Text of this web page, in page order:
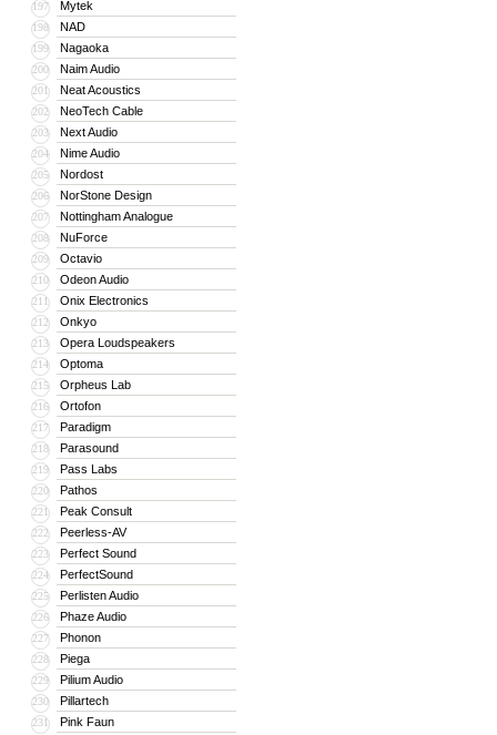
197 Mytek
198 NAD
199 Nagaoka
200 Naim Audio
201 Neat Acoustics
202 NeoTech Cable
203 Next Audio
204 Nime Audio
205 Nordost
206 NorStone Design
207 Nottingham Analogue
208 NuForce
209 Octavio
210 Odeon Audio
211 Onix Electronics
212 Onkyo
213 Opera Loudspeakers
214 Optoma
215 Orpheus Lab
216 Ortofon
217 Paradigm
218 Parasound
219 Pass Labs
220 Pathos
221 Peak Consult
222 Peerless-AV
223 Perfect Sound
224 PerfectSound
225 Perlisten Audio
226 Phaze Audio
227 Phonon
228 Piega
229 Pilium Audio
230 Pillartech
231 Pink Faun